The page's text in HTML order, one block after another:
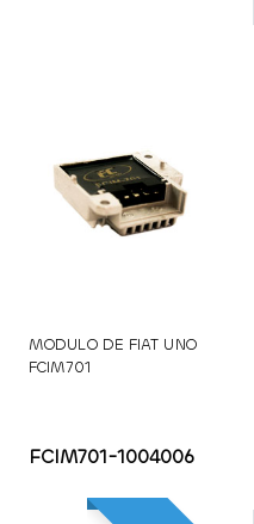
MODULO DE FIAT UNO
FCIM701
FCIM701-1004006